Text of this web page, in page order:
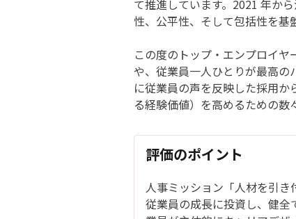
て推進しています。2021 年か
性、公平性、そして包括性を基
この度のトップ・エンプロイ
や、従業員一人ひとりが最高の
に従業員の声を反映した採用
る経験価値）を高めるための数
評価のポイント
人事ミッション「人材を引き
従業員の成長に投資し、健